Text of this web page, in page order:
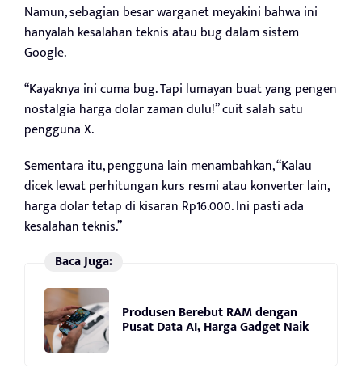
Namun, sebagian besar warganet meyakini bahwa ini
hanyalah kesalahan teknis atau bug dalam sistem
Google.
“Kayaknya ini cuma bug. Tapi lumayan buat yang pengen
nostalgia harga dolar zaman dulu!” cuit salah satu
pengguna X.
Sementara itu, pengguna lain menambahkan, “Kalau
dicek lewat perhitungan kurs resmi atau konverter lain,
harga dolar tetap di kisaran Rp16.000. Ini pasti ada
kesalahan teknis.”
Baca Juga:
Produsen Berebut RAM dengan
Pusat Data AI, Harga Gadget Naik